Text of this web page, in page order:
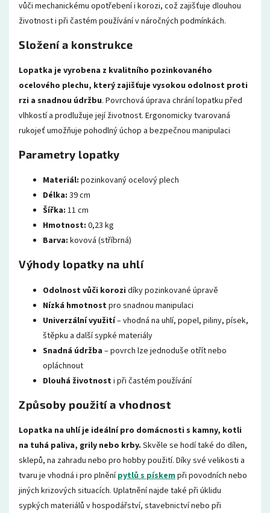
vůči mechanickému opotřebení i korozi, což zajišťuje dlouhou
životnost i při častém používání v náročných podmínkách.
Složení a konstrukce
Lopatka je vyrobena z kvalitního pozinkovaného
ocelového plechu, který zajišťuje vysokou odolnost proti
rzi a snadnou údržbu. Povrchová úprava chrání lopatku před
vlhkostí a prodlužuje její životnost. Ergonomicky tvarovaná
rukojeť umožňuje pohodlný úchop a bezpečnou manipulaci
Parametry lopatky
Materiál: pozinkovaný ocelový plech
Délka: 39 cm
Šířka: 11 cm
Hmotnost: 0,23 kg
Barva: kovová (stříbrná)
Výhody lopatky na uhlí
Odolnost vůči korozi díky pozinkované úpravě
Nízká hmotnostpro snadnou manipulaci
Univerzální využití– vhodná na uhlí, popel, piliny, písek,
štěpku a další sypké materiály
Snadná údržba – povrch lze jednoduše otřít nebo
opláchnout
Dlouhá životnosti při častém používání
Způsoby použití a vhodnost
Lopatka na uhlí je ideální pro domácnosti s kamny, kotli
na tuhá paliva, grily nebo krby. Skvěle se hodí také do dílen,
sklepů, na zahradu nebo pro hobby použití. Díky své velikosti a
tvaru je vhodná i pro plněnípytlů s pískem při povodních nebo
jiných krizových situacích. Uplatnění najde také při úklidu
sypkých materiálů v hospodářství, stavebnictví nebo při